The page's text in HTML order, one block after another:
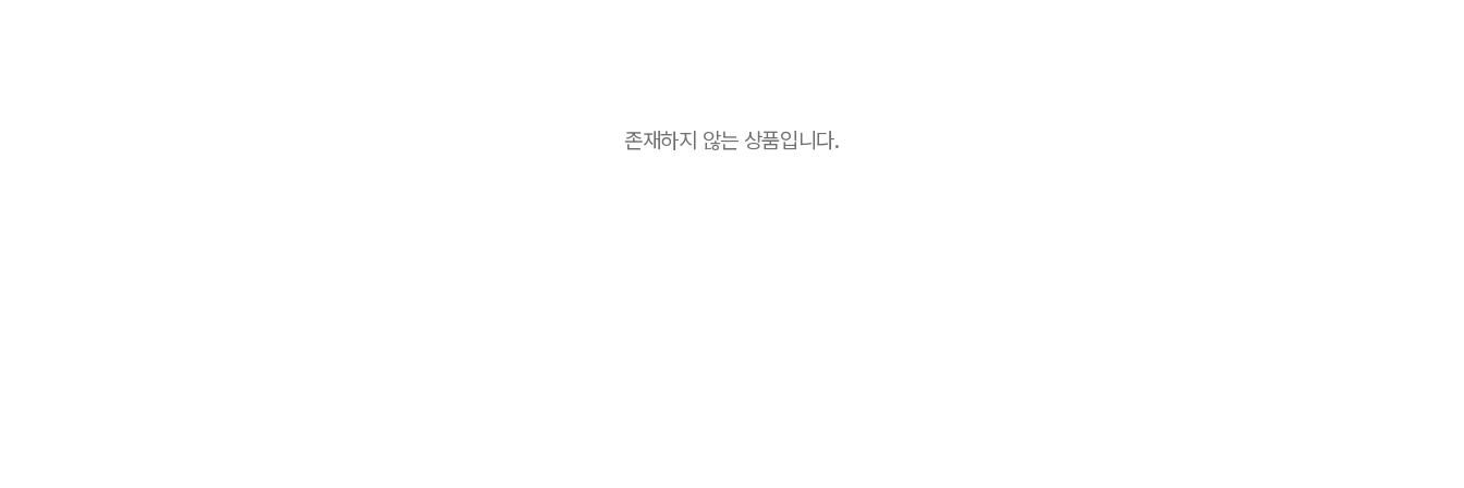
존재하지 않는 상품입니다.